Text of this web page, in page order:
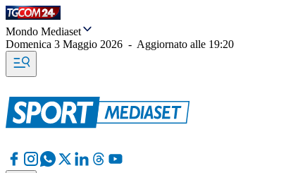
Mondo Mediaset
Domenica 3 Maggio 2026 - Aggiornato alle 19:20